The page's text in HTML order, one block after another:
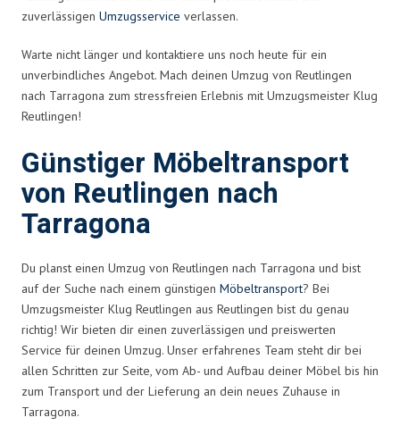
zuverlässigen Umzugsservice verlassen.
Warte nicht länger und kontaktiere uns noch heute für ein
unverbindliches Angebot. Mach deinen Umzug von Reutlingen
nach Tarragona zum stressfreien Erlebnis mit Umzugsmeister Klug
Reutlingen!
Günstiger Möbeltransport
von Reutlingen nach
Tarragona
Du planst einen Umzug von Reutlingen nach Tarragona und bist
auf der Suche nach einem günstigen Möbeltransport? Bei
Umzugsmeister Klug Reutlingen aus Reutlingen bist du genau
richtig! Wir bieten dir einen zuverlässigen und preiswerten
Service für deinen Umzug. Unser erfahrenes Team steht dir bei
allen Schritten zur Seite, vom Ab- und Aufbau deiner Möbel bis hin
zum Transport und der Lieferung an dein neues Zuhause in
Tarragona.